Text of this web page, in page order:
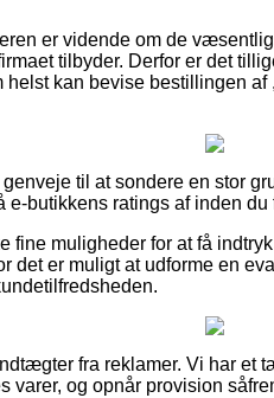
er vidende om de
tilbyder. Derfor er det
kan bevise bestillingen
til at sondere en stor
e-butikkens ratings af inden
fine muligheder for at få
det er muligt at udforme en
fra reklamer. Vi har et
varer, og opnår provision